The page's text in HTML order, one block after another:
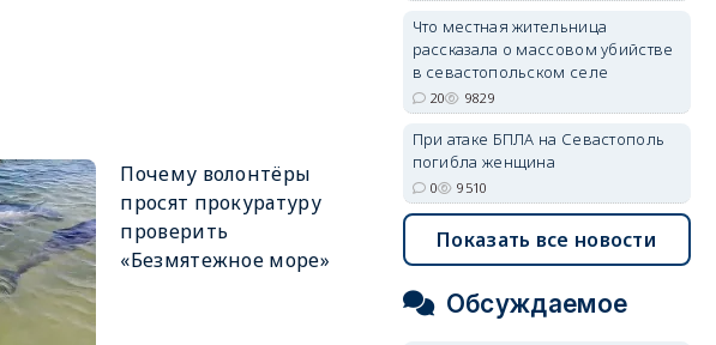
Почему волонтёры
просят прокуратуру
проверить
«Безмятежное море»
Что местная жительница
рассказала о массовом убийстве
в севастопольском селе
20 9829
При атаке БПЛА на Севастополь
погибла женщина
0 9510
Показать все новости
Обсуждаемое